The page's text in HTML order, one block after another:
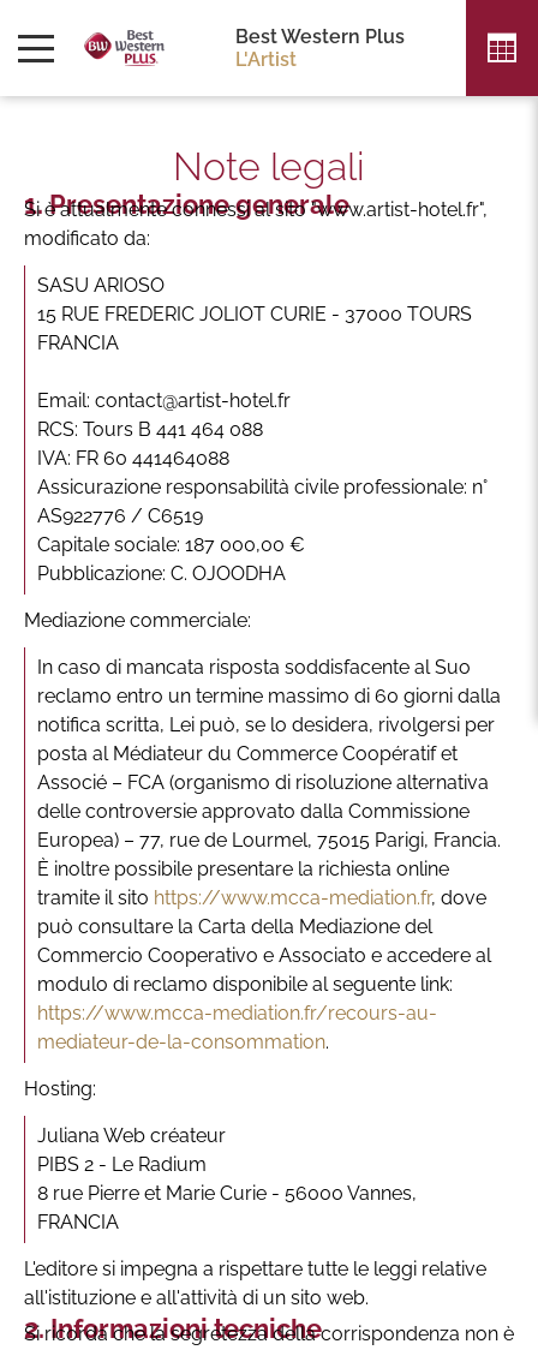
Best Western Plus
L'Artist
Note legali
Presentazione generale
Si è attualmente connessi al sito "www.artist-hotel.fr",
modificato da:
SASU ARIOSO
15 RUE FREDERIC JOLIOT CURIE - 37000 TOURS
FRANCIA
Email: contact@artist-hotel.fr
RCS: Tours B 441 464 088
IVA: FR 60 441464088
Assicurazione responsabilità civile professionale: n°
AS922776 / C6519
Capitale sociale: 187 000,00 €
Pubblicazione: C. OJOODHA
Mediazione commerciale:
In caso di mancata risposta soddisfacente al Suo
reclamo entro un termine massimo di 60 giorni dalla
notifica scritta, Lei può, se lo desidera, rivolgersi per
posta al Médiateur du Commerce Coopératif et
Associé – FCA (organismo di risoluzione alternativa
delle controversie approvato dalla Commissione
Europea) – 77, rue de Lourmel, 75015 Parigi, Francia.
È inoltre possibile presentare la richiesta online
tramite il sito https://www.mcca-mediation.fr, dove
può consultare la Carta della Mediazione del
Commercio Cooperativo e Associato e accedere al
modulo di reclamo disponibile al seguente link:
https://www.mcca-mediation.fr/recours-au-
mediateur-de-la-consommation.
Hosting:
Juliana Web créateur
PIBS 2 - Le Radium
8 rue Pierre et Marie Curie - 56000 Vannes,
FRANCIA
L'editore si impegna a rispettare tutte le leggi relative
all'istituzione e all'attività di un sito web.
Informazioni tecniche
Si ricorda che la segretezza della corrispondenza non è